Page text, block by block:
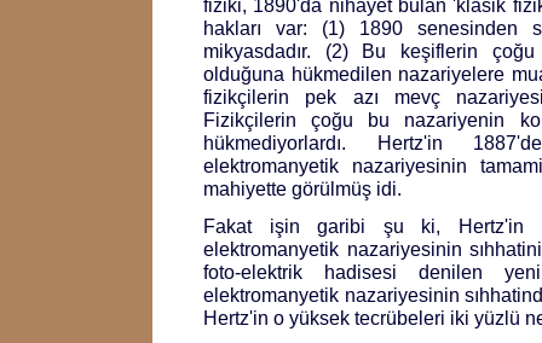
fiziki, 1890'da nihayet bulan 'klâsik
hakları var: (1) 1890 senesinden
mikyasdadır. (2) Bu keşiflerin
olduğuna hükmedilen nazariyelere
fizikçilerin pek azı mevç
Fizikçilerin çoğu bu nazariyenin
hükmediyorlardı. Hertz'in
elektromanyetik nazariyesinin
mahiyette görülmüş idi.
Fakat işin garibi şu ki, Hertz'in
elektromanyetik nazariyesinin
foto-elektrik hadisesi denilen
elektromanyetik nazariyesinin
Hertz'in o yüksek tecrübeleri iki yüzlü